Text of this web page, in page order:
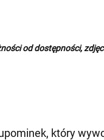
od dostępności,
który